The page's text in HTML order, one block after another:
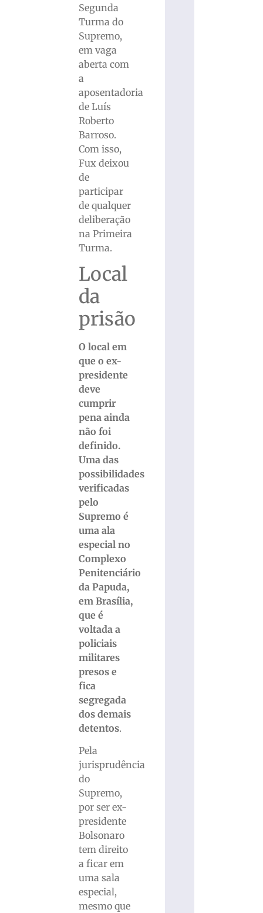
Segunda
Turma do
Supremo,
em vaga
aberta com
a
aposentadoria
de Luís
Roberto
Barroso.
Com isso,
Fux deixou
de
participar
de qualquer
deliberação
na Primeira
Turma.
Local
da
prisão
O local em
que o ex-
presidente
deve
cumprir
pena ainda
não foi
definido.
Uma das
possibilidades
verificadas
pelo
Supremo é
uma ala
especial no
Complexo
Penitenciário
da Papuda,
em Brasília,
que é
voltada a
policiais
militares
presos e
fica
segregada
dos demais
detentos.
Pela
jurisprudência
do
Supremo,
por ser ex-
presidente
Bolsonaro
tem direito
a ficar em
uma sala
especial,
mesmo que